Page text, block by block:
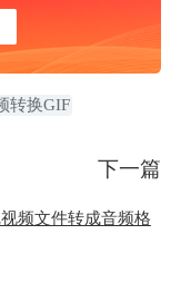
转换GIF
下一篇
频文件转成音频格